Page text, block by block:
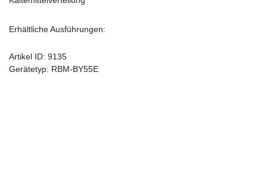
Erhältliche Ausführungen:
Artikel ID: 9135
Gerätetyp: RBM-BY55E